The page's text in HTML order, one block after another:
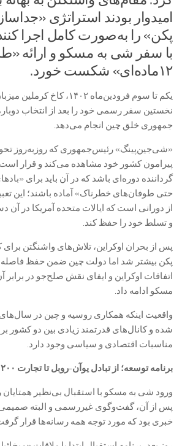
امیدوار بودند استراتژی
پکن» را به‌صورت کامل اجرا
با سفر شی به مسکو و ارائه
۱۲‌ماده‌ای» شکست خورد.
یکم تا سوم فرودین‌ماه ۱۴۰۲،
نخستین سفر رسمی خود را بعد از انتخاب
جمهوری خلق چین انجام می‌دهد.
«شی‌جین‌پینگ» رئیس‌جمهوری که روزبه‌روز
پیرامون کشور خود مشاهده می‌کند و قرار است
گرداننده دوره‌ای باشد که در آن باید برای
حتی طوفان‌های خطرناک» آماده باشند؛ این
از دورانی است که ایالات متحده آمریکا در آن
و تسلط خود را حفظ کند.
پس از بحران اوکراین، تلاش‌های واشنگتن
پکن بیشتر شد اما دولت چین ضمن حفظ
اتفاقات اوکراین و ایفای نقش صلح‌جو در برابر
مسکو ادامه داد.
واقعیت اینکه همکاری روسیه و چین در
شده و کانال‌های قدرتمند زیادی بین دو کشور
مناسبات اقتصادی و سیاسی وجود دارد.
برنامه توسعه؛ از تبادل یوآن-روبل تا تجارت ۲۰۰ میلیارد دلاری
ورود شی به مسکو با استقبال بی‌نظیر
پس از آن، گفت‌وگوی غیررسمی و البته
خبری بود که مورد توجه همه رسانه‌ها قرار